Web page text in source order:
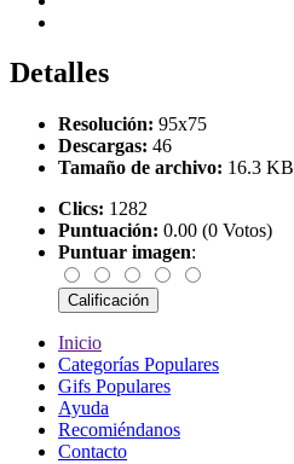
Detalles
Resolución: 95x75
Descargas: 46
Tamaño de archivo: 16.3 KB
Clics: 1282
Puntuación: 0.00 (0 Votos)
Puntuar imagen:
Inicio
Categorías Populares
Gifs Populares
Ayuda
Recomiéndanos
Contacto